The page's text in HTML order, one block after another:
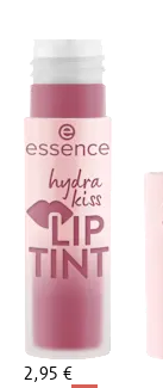
2,95 €